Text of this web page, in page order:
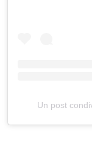
Un post